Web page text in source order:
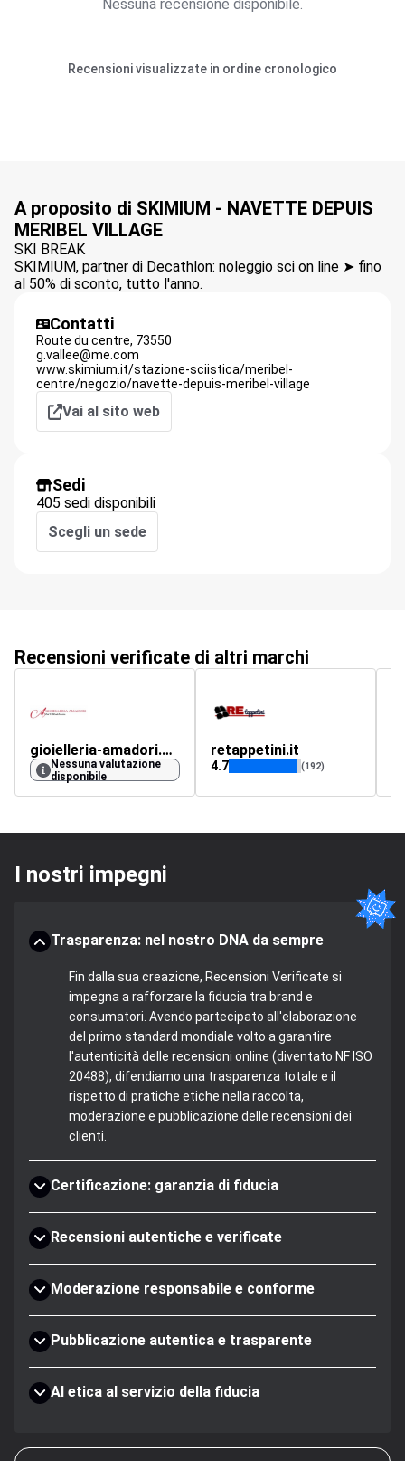
Nessuna recensione disponibile.
Recensioni visualizzate in ordine cronologico
A proposito di SKIMIUM - NAVETTE DEPUIS
MERIBEL VILLAGE
SKI BREAK
SKIMIUM, partner di Decathlon: noleggio sci on line ➤ fino
al 50% di sconto, tutto l'anno.
Contatti
Route du centre, 73550
g.vallee@me.com
www.skimium.it/stazione-sciistica/meribel-
centre/negozio/navette-depuis-meribel-village
Vai al sito web
Sedi
405 sedi disponibili
Scegli un sede
Recensioni verificate di altri marchi
gioielleria-amadori.com
Nessuna valutazione
disponibile
retappetini.it
4.7 (192)
I nostri impegni
Trasparenza: nel nostro DNA da sempre
Fin dalla sua creazione, Recensioni Verificate si
impegna a rafforzare la fiducia tra brand e
consumatori. Avendo partecipato all'elaborazione
del primo standard mondiale volto a garantire
l'autenticità delle recensioni online (diventato NF ISO
20488), difendiamo una trasparenza totale e il
rispetto di pratiche etiche nella raccolta,
moderazione e pubblicazione delle recensioni dei
clienti.
Certificazione: garanzia di fiducia
Recensioni autentiche e verificate
Moderazione responsabile e conforme
Pubblicazione autentica e trasparente
AI etica al servizio della fiducia